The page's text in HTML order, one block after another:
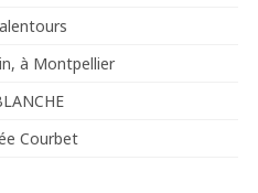
à Montpellier
Courbet